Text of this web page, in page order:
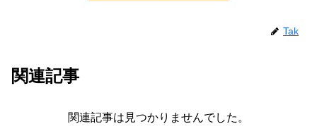
Tak
関連記事
関連記事は見つかりませんでした。